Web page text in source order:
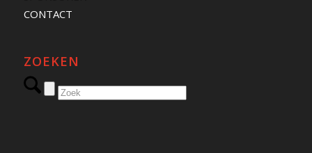
CONTACT
ZOEKEN